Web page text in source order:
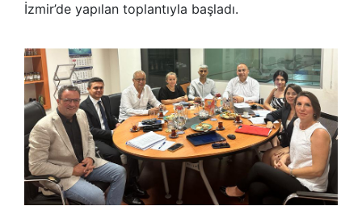
İzmir’de yapılan toplantıyla başladı.